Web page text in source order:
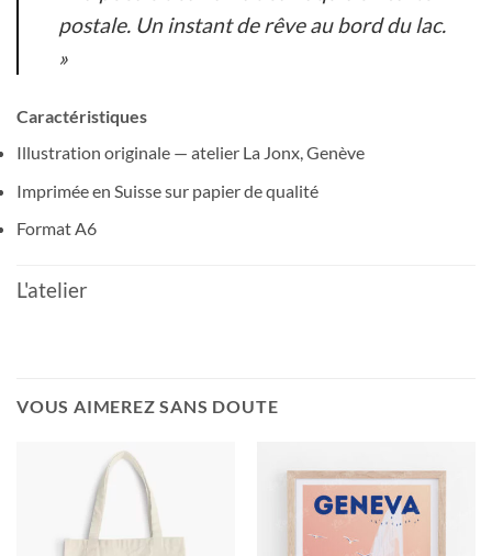
postale. Un instant de rêve au bord du lac.
»
Caractéristiques
Illustration originale — atelier La Jonx, Genève
Imprimée en Suisse sur papier de qualité
Format A6
L'atelier
VOUS AIMEREZ SANS DOUTE